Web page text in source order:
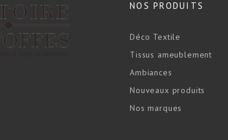
NOS PRODUITS
Déco Textile
Tissus ameublement
Ambiances
Nouveaux produits
Nos marques